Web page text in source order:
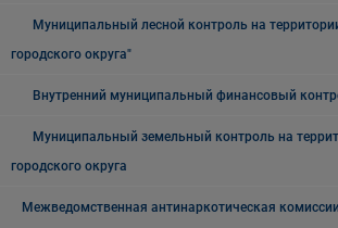
Муниципальный лесной контроль на
городского округа"
Внутренний муниципальный финансовый
Муниципальный земельный контроль на
городского округа
Межведомственная антинаркотическая